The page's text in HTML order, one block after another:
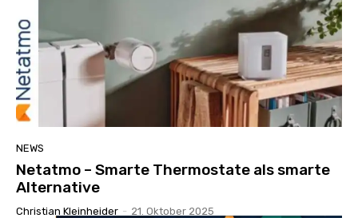
NEWS
Netatmo – Smarte Thermostate als smarte
Alternative
Christian Kleinheider - 21. Oktober 2025